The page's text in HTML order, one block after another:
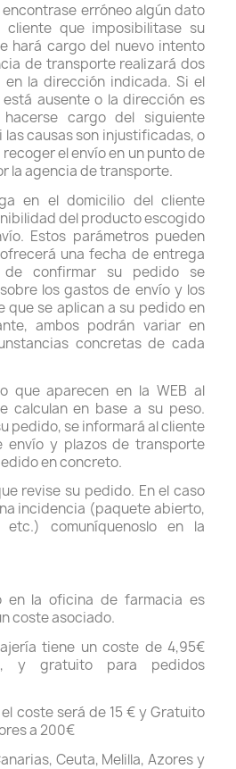
erróneo algún dato
que imposibilitase su
hará cargo del nuevo intento
de transporte realizará dos
la dirección indicada. Si el
ausente o la dirección es
cargo del siguiente
causas son injustificadas, o
el envío en un punto de
la agencia de transporte.
en el domicilio del cliente
del producto escogido
Estos parámetros pueden
una fecha de entrega
de confirmar su pedido se
los gastos de envío y los
que se aplican a su pedido en
ambos podrán variar en
concretas de cada
que aparecen en la WEB al
calculan en base a su peso.
pedido, se informará al cliente
envío y plazos de transporte
en concreto.
revise su pedido. En el caso
incidencia (paquete abierto,
etc.) comuníquenoslo en la
en la oficina de farmacia es
coste asociado.
tiene un coste de 4,95€
y gratuito para pedidos
coste será de 15 € y Gratuito
a 200€
Ceuta, Melilla, Azores y